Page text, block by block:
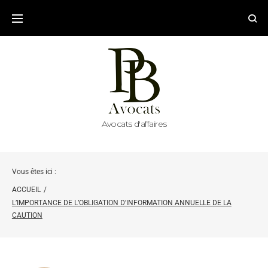
Avocats d'affaires
Vous êtes ici :
ACCUEIL /
L’IMPORTANCE DE L’OBLIGATION D’INFORMATION ANNUELLE DE LA
CAUTION